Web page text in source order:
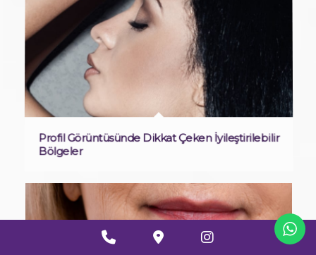
Profil Görüntüsünde Dikkat Çeken İyileştirilebilir
Bölgeler
Phone Google Instagram